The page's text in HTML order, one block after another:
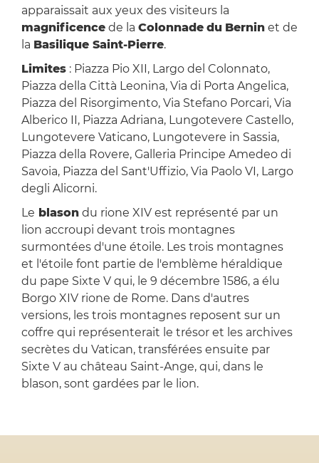
apparaissait aux yeux des visiteurs la
magnificencede la Colonnade du Berninet de
la Basilique Saint-Pierre.
Limites: Piazza Pio XII, Largo del Colonnato,
Piazza della Città Leonina, Via di Porta Angelica,
Piazza del Risorgimento, Via Stefano Porcari, Via
Alberico II, Piazza Adriana, Lungotevere Castello,
Lungotevere Vaticano, Lungotevere in Sassia,
Piazza della Rovere, Galleria Principe Amedeo di
Savoia, Piazza del Sant'Uffizio, Via Paolo VI, Largo
degli Alicorni.
Le blasondu rione XIV est représenté par un
lion accroupi devant trois montagnes
surmontées d'une étoile. Les trois montagnes
et l'étoile font partie de l'emblème héraldique
du pape Sixte V qui, le 9 décembre 1586, a élu
Borgo XIV rione de Rome. Dans d'autres
versions, les trois montagnes reposent sur un
coffre qui représenterait le trésor et les archives
secrètes du Vatican, transférées ensuite par
Sixte V au château Saint-Ange, qui, dans le
blason, sont gardées par le lion.